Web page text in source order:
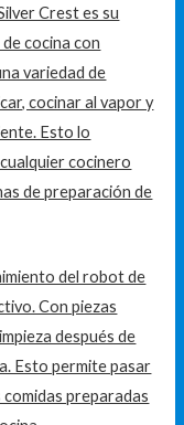
Crest es su
cocina con
variedad de
cocinar al vapor y
Esto lo
cocinero
de preparación de
del robot de
Con piezas
después de
Esto permite pasar
preparadas